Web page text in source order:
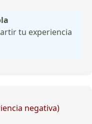
tu experiencia
negativa)